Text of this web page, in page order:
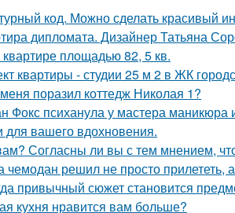
код. Можно сделать красивый
дипломата. Дизайнер Татьяна
площадью 82, 5 кв.
квартиры - студии 25 м 2 в ЖК
поразил коттедж Николая 1?
Фокс психанула у мастера маникюра
для вашего вдохновения.
Согласны ли вы с тем мнением,
чемодан решил не просто прилететь,
привычный сюжет становится
кухня нравится вам больше?